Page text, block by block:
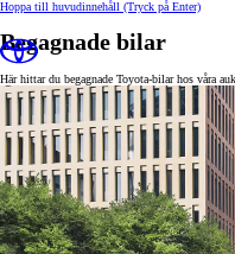
Hoppa till huvudinnehåll (Tryck på Enter)
Begagnade bilar
Här hittar du begagnade Toyota-bilar hos våra